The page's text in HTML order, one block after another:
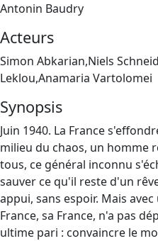
Antonin Baudry
Acteurs
Simon Abkarian,Niels
Leklou,Anamaria Vartolomei
Synopsis
Juin 1940. La France
milieu du chaos, un homme
tous, ce général inconnu
sauver ce qu'il reste d'un
appui, sans espoir. Mais
France, sa France, n'a pas
ultime pari : convaincre le